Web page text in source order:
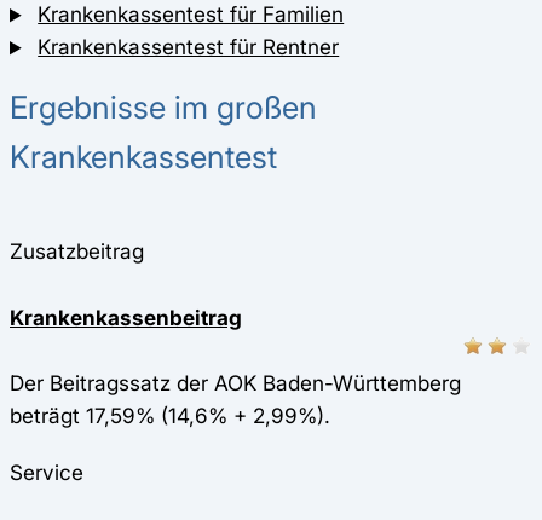
Krankenkassentest für Familien
Krankenkassentest für Rentner
Ergebnisse im großen
Krankenkassentest
Zusatzbeitrag
Krankenkassenbeitrag
Der Beitragssatz der AOK Baden-Württemberg
beträgt 17,59% (14,6% + 2,99%).
Service